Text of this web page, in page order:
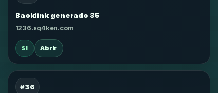
Backlink generado 35
1236.xg4ken.com
SI Abrir
#36